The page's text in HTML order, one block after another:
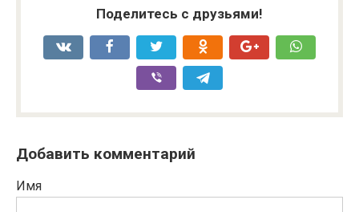
Поделитесь с друзьями!
Добавить комментарий
Имя